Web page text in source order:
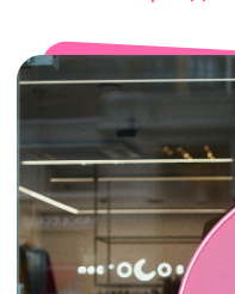
Екатеринбург
Сакко и Ванцетти, 99
+7 (922) 030-63-11
с 10-00 до 21-00
смотреть в Яндекс. Картах